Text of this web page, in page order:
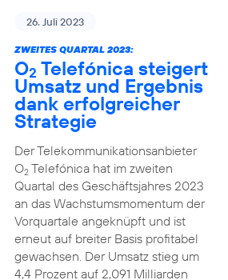
26. Juli 2023
ZWEITES QUARTAL 2023:
O2 Telefónica steigert
Umsatz und Ergebnis
dank erfolgreicher
Strategie
Der Telekommunikationsanbieter
O2Telefónica hat im zweiten
Quartal des Geschäftsjahres 2023
an das Wachstumsmomentum der
Vorquartale angeknüpft und ist
erneut auf breiter Basis profitabel
gewachsen. Der Umsatz stieg um
4,4 Prozent auf 2,091 Milliarden